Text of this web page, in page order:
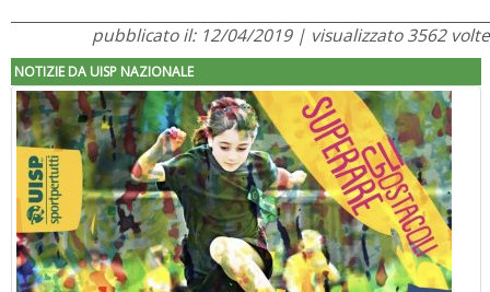
pubblicato il: 12/04/2019 | visualizzato 3562 volte
NOTIZIE DA UISP NAZIONALE